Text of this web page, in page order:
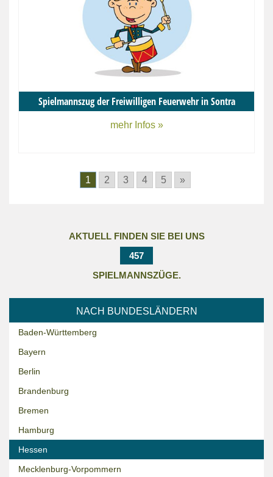
Spielmannszug der Freiwilligen Feuerwehr in Sontra
mehr Infos »
1 2 3 4 5 »
AKTUELL FINDEN SIE BEI UNS
457
SPIELMANNSZÜGE.
NACH BUNDESLÄNDERN
Baden-Württemberg
Bayern
Berlin
Brandenburg
Bremen
Hamburg
Hessen
Mecklenburg-Vorpommern